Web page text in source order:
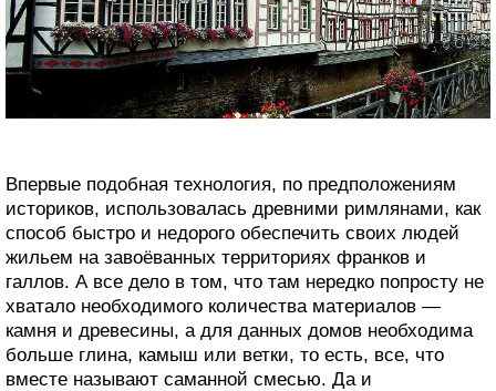
Впервые подобная технология, по предположениям
историков, использовалась древними римлянами, как
способ быстро и недорого обеспечить своих людей
жильем на завоёванных территориях франков и
галлов. А все дело в том, что там нередко попросту не
хватало необходимого количества материалов —
камня и древесины, а для данных домов необходима
больше глина, камыш или ветки, то есть, все, что
вместе называют саманной смесью. Да и